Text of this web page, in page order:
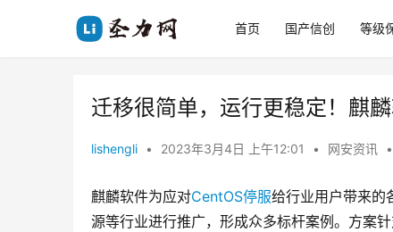
首页 国产信创 等级
迁移很简单，运行更稳定！麒
lishengli • 2023年3月4日 上午12:01 • 网安资讯 •
麒麟软件为应对CentOS停服给行业用户带来的
源等行业进行推广，形成众多标杆案例。方案